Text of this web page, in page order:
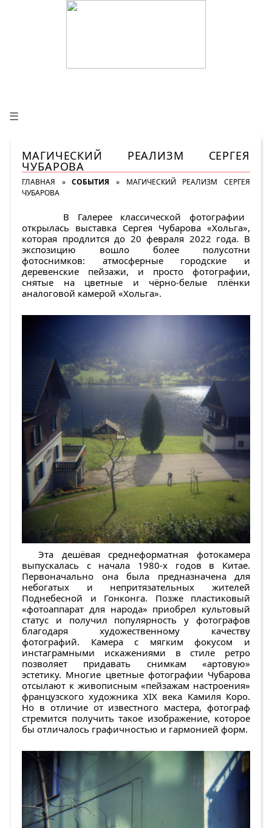
☰
МАГИЧЕСКИЙ РЕАЛИЗМ СЕРГЕЯ
ЧУБАРОВА
ГЛАВНАЯ »СОБЫТИЯ » МАГИЧЕСКИЙ РЕАЛИЗМ СЕРГЕЯ
ЧУБАРОВА
В Галерее классической фотографии
открылась выставка Сергея Чубарова «Хольга»,
которая продлится до 20 февраля 2022 года. В
экспозицию вошло более полусотни
фотоснимков: атмосферные городские и
деревенские пейзажи, и просто фотографии,
снятые на цветные и чёрно-белые плёнки
аналоговой камерой «Хольга».
Эта дешёвая среднеформатная фотокамера
выпускалась с начала 1980-х годов в Китае.
Первоначально она была предназначена для
небогатых и непритязательных жителей
Поднебесной и Гонконга. Позже пластиковый
«фотоаппарат для народа» приобрел культовый
статус и получил популярность у фотографов
благодаря художественному качеству
фотографий. Камера с мягким фокусом и
инстаграмными искажениями в стиле ретро
позволяет придавать снимкам «артовую»
эстетику. Многие цветные фотографии Чубарова
отсылают к живописным «пейзажам настроения»
французского художника XIX века Камиля Коро.
Но в отличие от известного мастера, фотограф
стремится получить такое изображение, которое
бы отличалось графичностью и гармонией форм.